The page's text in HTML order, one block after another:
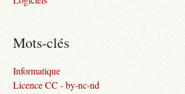
Mots-clés
Informatique
Licence CC - by-nc-nd